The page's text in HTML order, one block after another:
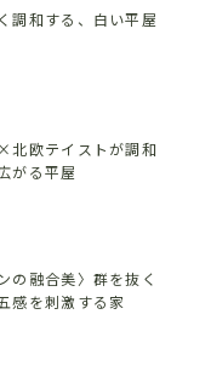
調和する、白い平屋
北欧テイストが調和
がる平屋
の融合美〉群を抜く
感を刺激する家